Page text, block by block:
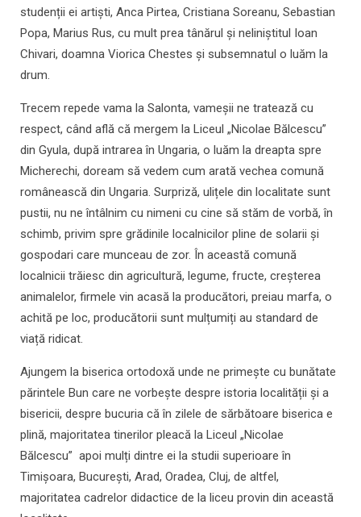
studenții ei artiști, Anca Pirtea, Cristiana Soreanu, Sebastian
Popa, Marius Rus, cu mult prea tânărul și neliniștitul Ioan
Chivari, doamna Viorica Chestes și subsemnatul o luăm la
drum.
Trecem repede vama la Salonta, vameșii ne tratează cu
respect, când află că mergem la Liceul „Nicolae Bălcescu”
din Gyula, după intrarea în Ungaria, o luăm la dreapta spre
Micherechi, doream să vedem cum arată vechea comună
românească din Ungaria. Surpriză, ulițele din localitate sunt
pustii, nu ne întâlnim cu nimeni cu cine să stăm de vorbă, în
schimb, privim spre grădinile localnicilor pline de solarii și
gospodari care munceau de zor. În această comună
localnicii trăiesc din agricultură, legume, fructe, creșterea
animalelor, firmele vin acasă la producători, preiau marfa, o
achită pe loc, producătorii sunt mulțumiți au standard de
viață ridicat.
Ajungem la biserica ortodoxă unde ne primește cu bunătate
părintele Bun care ne vorbește despre istoria localității și a
bisericii, despre bucuria că în zilele de sărbătoare biserica e
plină, majoritatea tinerilor pleacă la Liceul „Nicolae
Bălcescu” apoi mulți dintre ei la studii superioare în
Timișoara, București, Arad, Oradea, Cluj, de altfel,
majoritatea cadrelor didactice de la liceu provin din această